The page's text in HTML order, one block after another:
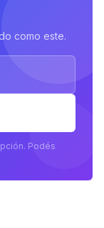
como este.
Podés